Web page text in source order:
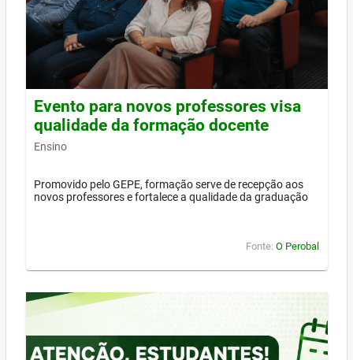
Evento para novos professores visa
qualidade da formação docente
Ensino
Promovido pelo GEPE, formação serve de recepção aos
novos professores e fortalece a qualidade da graduação
Fonte: O Perobal